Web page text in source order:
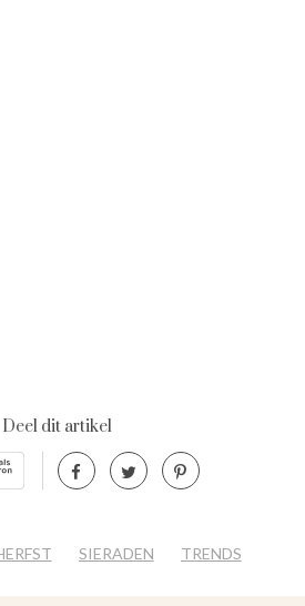
Deel dit artikel
SIERADEN TRENDS